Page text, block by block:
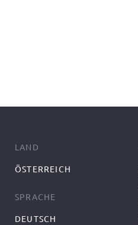
LAND
ÖSTERREICH
SPRACHE
DEUTSCH